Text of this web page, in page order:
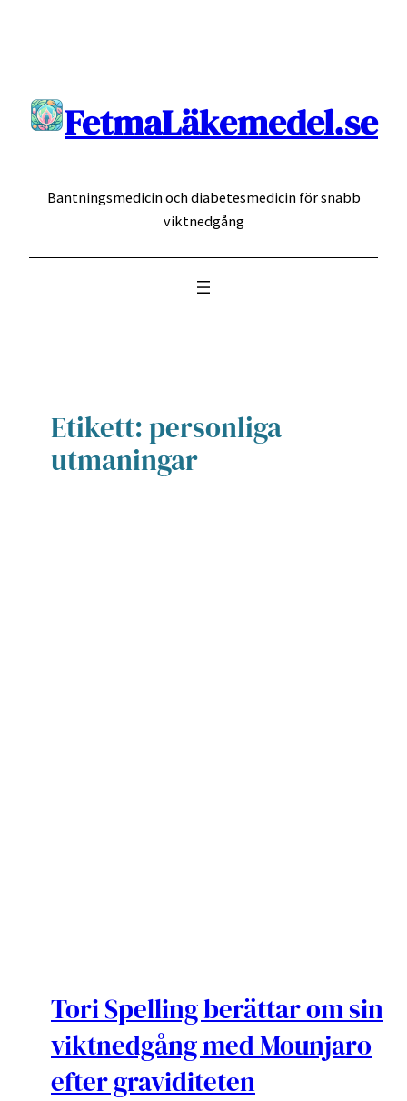
FetmaLäkemedel.se
Bantningsmedicin och diabetesmedicin för snabb
viktnedgång
Etikett:personliga
utmaningar
Tori Spelling berättar om sin
viktnedgång med Mounjaro
efter graviditeten